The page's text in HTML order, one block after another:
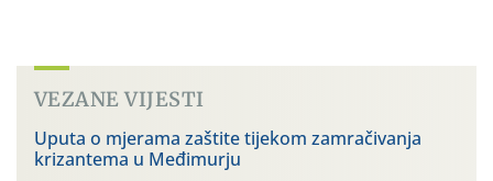
VEZANE VIJESTI
Uputa o mjerama zaštite tijekom zamračivanja
krizantema u Međimurju